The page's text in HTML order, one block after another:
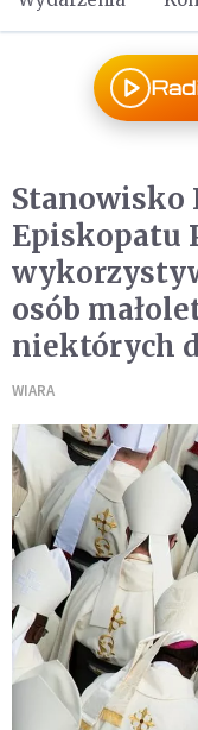
Stanowisko
Episkopatu
osób
niektórych
WIARA